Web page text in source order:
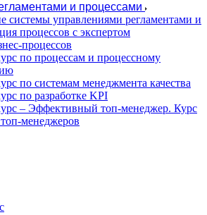
и процессами
системы управлениями регламентами и
процессов с экспертом
процессов
по процессам и процессному
по системам менеджмента качества
по разработке KPI
– Эффективный топ-менеджер. Курс
менеджеров